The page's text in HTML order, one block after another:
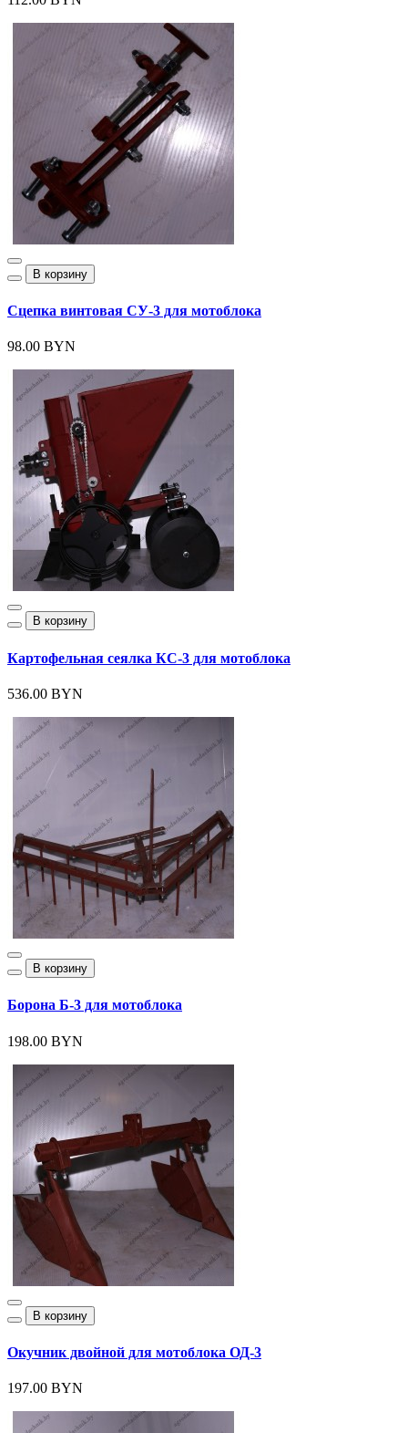
В корзину
Сцепка винтовая СУ-3 для мотоблока
98.00 BYN
В корзину
Картофельная сеялка КС-3 для мотоблока
536.00 BYN
В корзину
Борона Б-3 для мотоблока
198.00 BYN
В корзину
Окучник двойной для мотоблока ОД-3
197.00 BYN